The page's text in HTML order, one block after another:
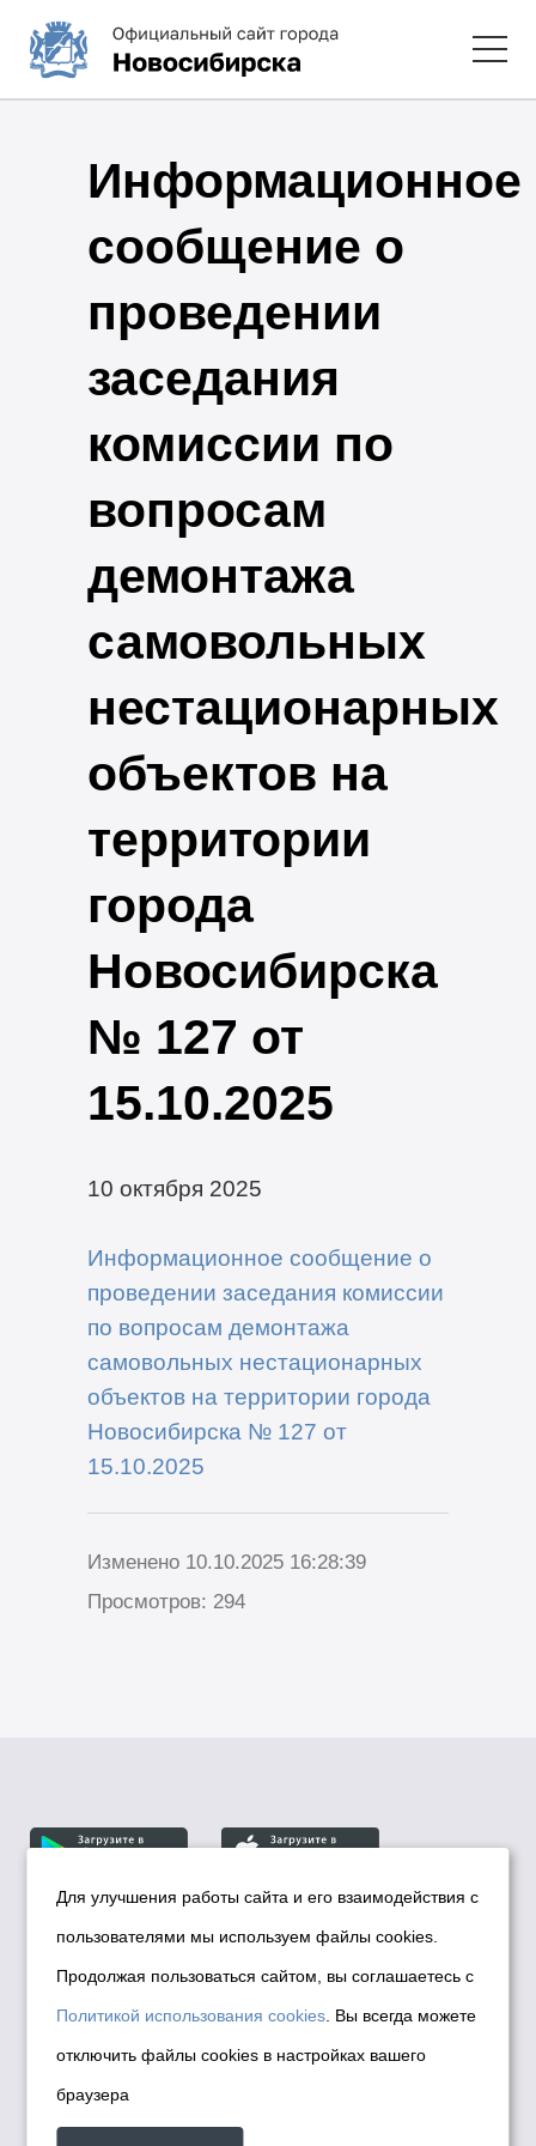
Информационное
сообщение о
проведении
заседания
комиссии по
вопросам
демонтажа
самовольных
нестационарных
объектов на
территории
города
Новосибирска
№ 127 от
15.10.2025
10 октября 2025
Информационное сообщение о
проведении заседания комиссии
по вопросам демонтажа
самовольных нестационарных
объектов на территории города
Новосибирска № 127 от
15.10.2025
Изменено 10.10.2025 16:28:39
Просмотров: 294
© Департамент информационной политики мэрии
города Новосибирска, 2026
Политика использования Cookies
Политика по обработке персональных
данных в информационных системах
мэрии города Новосибирска
Для улучшения работы сайта и его взаимодействия с
пользователями мы используем файлы cookies.
Продолжая пользоваться сайтом, вы соглашаетесь с
Политикой использования cookies . Вы всегда можете
отключить файлы cookies в настройках вашего
браузера